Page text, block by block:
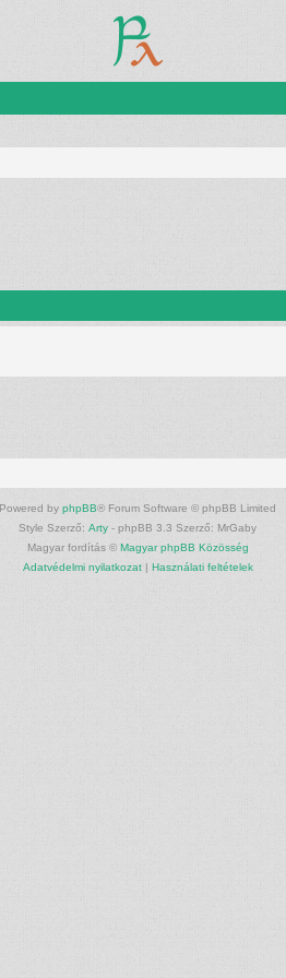
Powered by phpBB® Forum Software © phpBB Limited
Style Szerző: Arty - phpBB 3.3 Szerző: MrGaby
Magyar fordítás © Magyar phpBB Közösség
Adatvédelmi nyilatkozat| Használati feltételek